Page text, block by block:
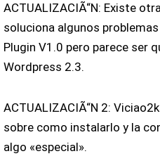
ACTUALIZACIÃ“N: Existe
soluciona algunos
Plugin V1.0 pero parece ser
Wordpress 2.3.
ACTUALIZACIÃ“N 2:
sobre como instalarlo y la
algo «especial».